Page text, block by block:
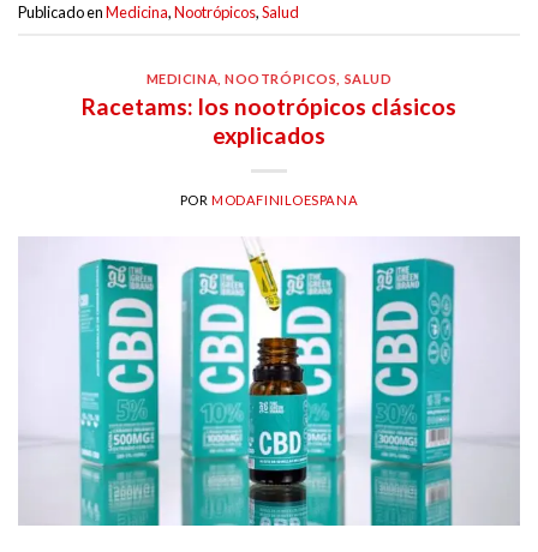
Publicado enMedicina,Nootrópicos,Salud
MEDICINA ,NOOTRÓPICOS SALUD
Racetams: los nootrópicos clásicos
explicados
PORMODAFINILOESPANA